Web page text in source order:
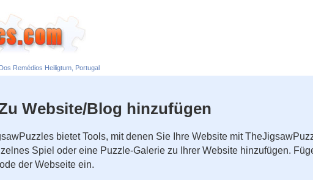
Remédios Heiligtum, Portugal
Website/Blog hinzufügen
bietet Tools, mit denen Sie Ihre Website mit
Spiel oder eine Puzzle-Galerie zu Ihrer Website hinzufügen.
der Webseite ein.